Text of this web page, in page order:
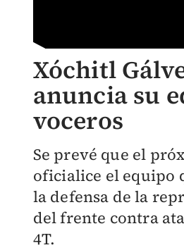
Xóchitl
anuncia su
voceros
Se prevé que el
oficialice el equipo
la defensa de la
del frente contra
4T.